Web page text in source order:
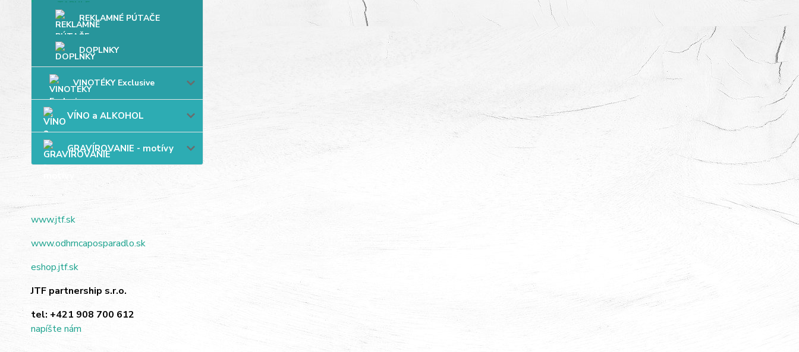
REKLAMNÉ PÚTAČE
DOPLNKY
VINOTÉKY Exclusive
VÍNO a ALKOHOL
GRAVÍROVANIE - motívy
www.jtf.sk
www.odhrncaposparadlo.sk
eshop.jtf.sk
JTF partnership s.r.o.
tel: +421 908 700 612
napíšte nám